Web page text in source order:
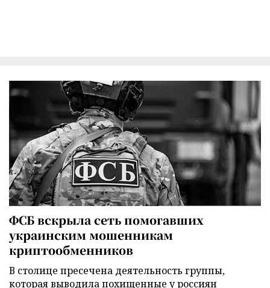
ФСБ вскрыла сеть помогавших
украинским мошенникам
криптообменников
В столице пресечена деятельность группы,
которая выводила похищенные у россиян